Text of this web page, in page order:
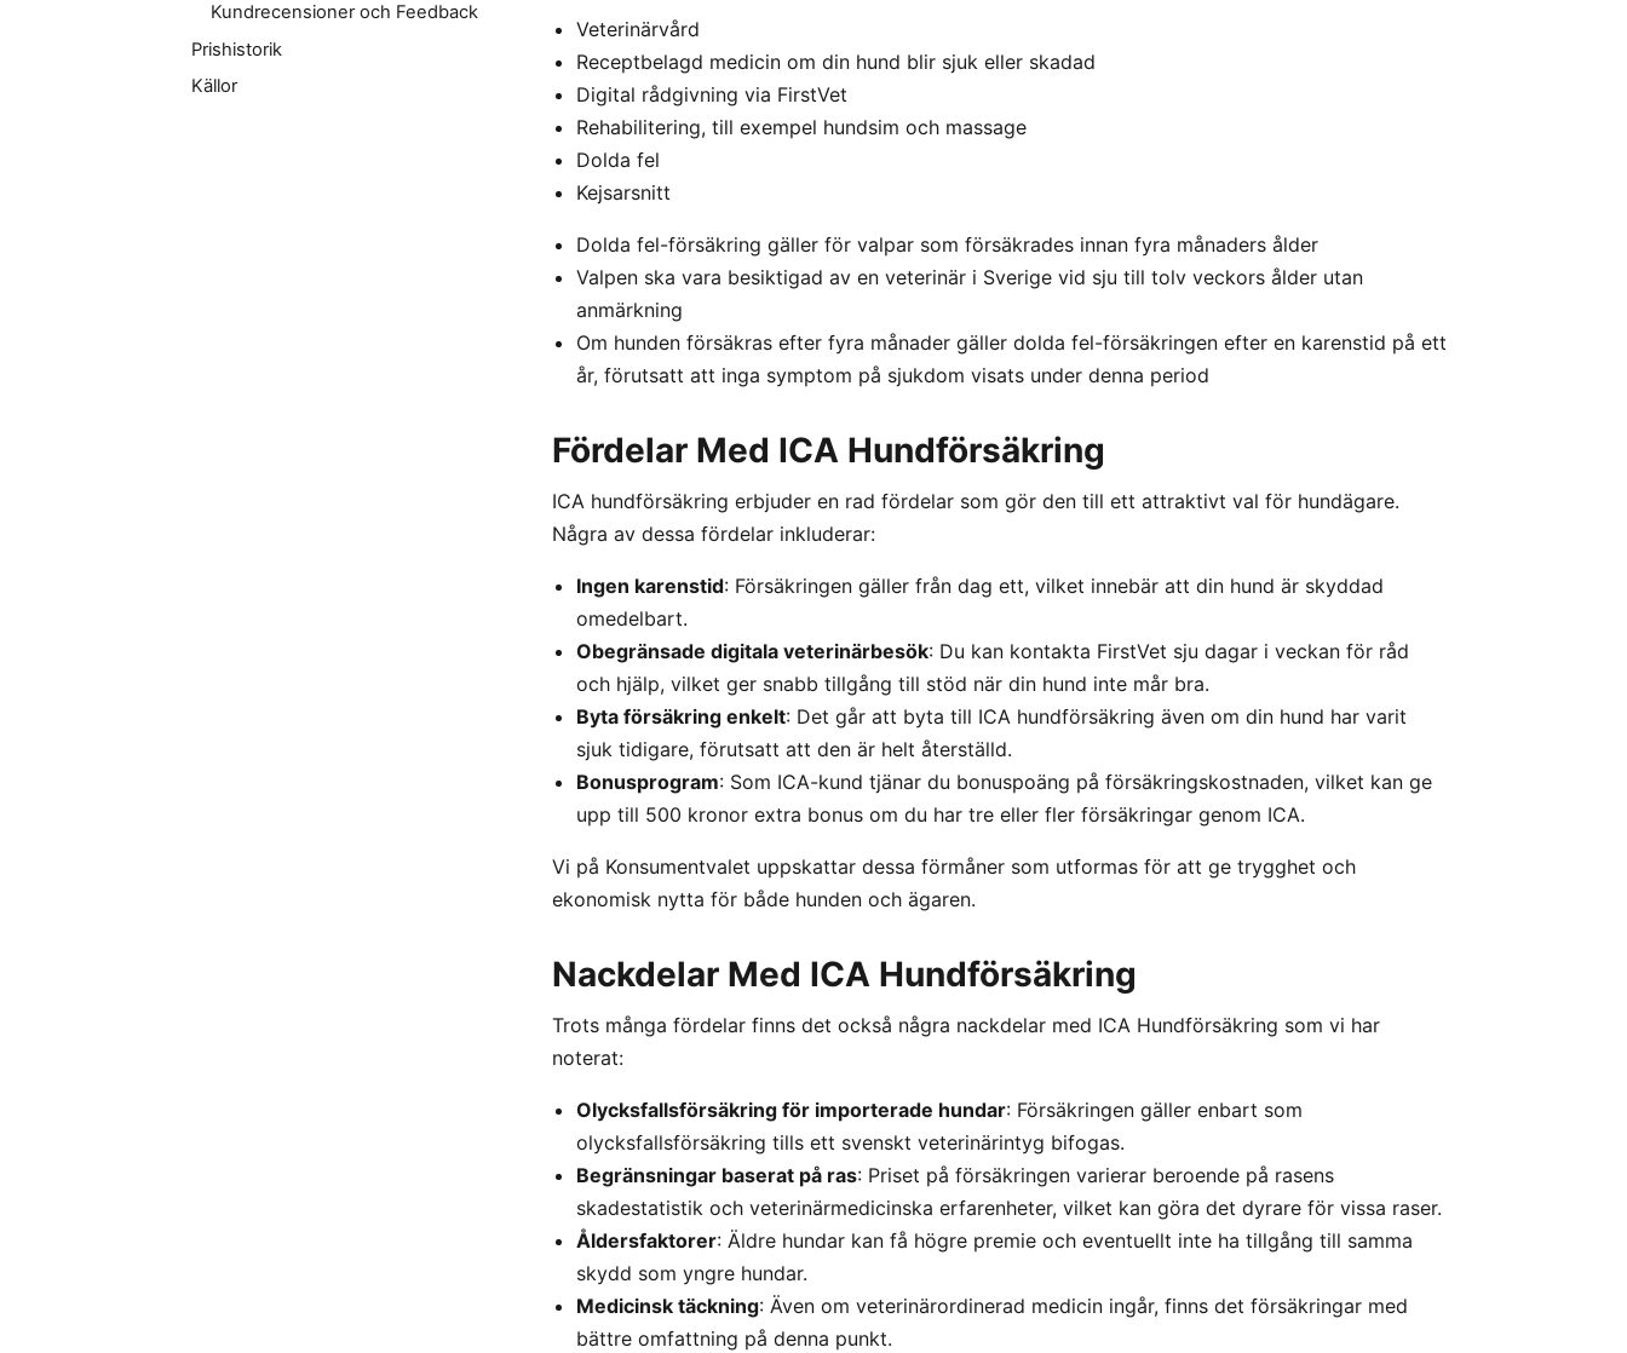
Kundrecensioner och Feedback
Prishistorik
Källor
Veterinärvård
Receptbelagd medicin om din hund blir sjuk eller skadad
Digital rådgivning via FirstVet
Rehabilitering, till exempel hundsim och massage
Dolda fel
Kejsarsnitt
Dolda fel-försäkring gäller för valpar som försäkrades innan fyra månaders ålder
Valpen ska vara besiktigad av en veterinär i Sverige vid sju till tolv veckors ålder utan
anmärkning
Om hunden försäkras efter fyra månader gäller dolda fel-försäkringen efter en karenstid på ett
år, förutsatt att inga symptom på sjukdom visats under denna period
Fördelar Med ICA Hundförsäkring
ICA hundförsäkring erbjuder en rad fördelar som gör den till ett attraktivt val för hundägare.
Några av dessa fördelar inkluderar:
Ingen karenstid: Försäkringen gäller från dag ett, vilket innebär att din hund är skyddad
omedelbart.
Obegränsade digitala veterinärbesök: Du kan kontakta FirstVet sju dagar i veckan för råd
och hjälp, vilket ger snabb tillgång till stöd när din hund inte mår bra.
Byta försäkring enkelt: Det går att byta till ICA hundförsäkring även om din hund har varit
sjuk tidigare, förutsatt att den är helt återställd.
Bonusprogram: Som ICA-kund tjänar du bonuspoäng på försäkringskostnaden, vilket kan ge
upp till 500 kronor extra bonus om du har tre eller fler försäkringar genom ICA.
Vi på Konsumentvalet uppskattar dessa förmåner som utformas för att ge trygghet och
ekonomisk nytta för både hunden och ägaren.
Nackdelar Med ICA Hundförsäkring
Trots många fördelar finns det också några nackdelar med ICA Hundförsäkring som vi har
noterat:
Olycksfallsförsäkring för importerade hundar: Försäkringen gäller enbart som
olycksfallsförsäkring tills ett svenskt veterinärintyg bifogas.
Begränsningar baserat på ras: Priset på försäkringen varierar beroende på rasens
skadestatistik och veterinärmedicinska erfarenheter, vilket kan göra det dyrare för vissa raser.
Åldersfaktorer: Äldre hundar kan få högre premie och eventuellt inte ha tillgång till samma
skydd som yngre hundar.
Medicinsk täckning: Även om veterinärordinerad medicin ingår, finns det försäkringar med
bättre omfattning på denna punkt.